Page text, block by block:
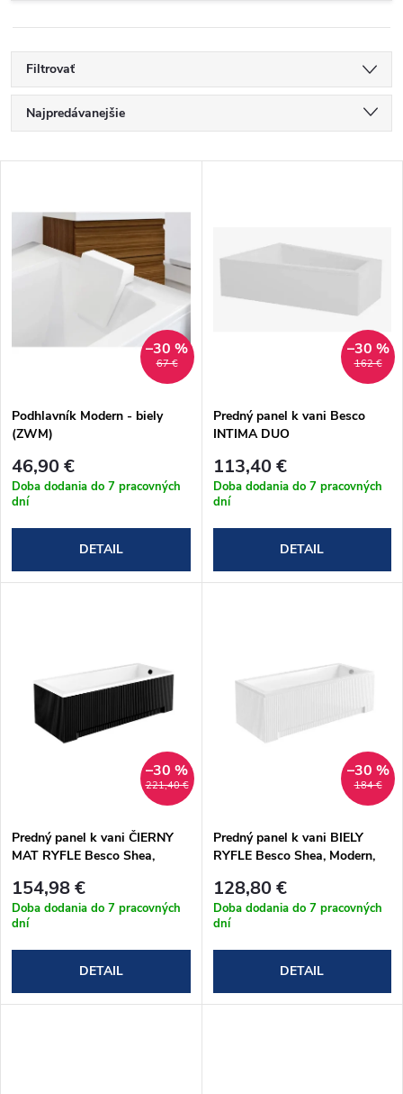
Filtrovať
R
a
d
e
i
p
r
o
d
Najpredávanejšie
Abecedne
ý
p
s
p
r
o
d
u
67 €
–30 %
Podhlavník Modern - biely
(ZWM)
46,90 €
Doba dodania do 7 pracovných
dní
DETAIL
162 €
–30 %
Predný panel k vani Besco
INTIMA DUO
113,40 €
Doba dodania do 7 pracovných
dní
DETAIL
221,40 €
–30 %
Predný panel k vani ČIERNY
MAT RYFLE Besco Shea,
Plus, Majka Nova, Bona
154,98 €
Doba dodania do 7 pracovných
dní
DETAIL
184 €
–30 %
Predný panel k vani BIELY
RYFLE Besco Shea, Modern,
Nova, Bona
128,80 €
Doba dodania do 7 pracovných
dní
DETAIL